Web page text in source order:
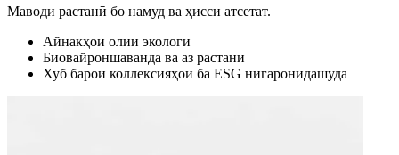
Маводи растанӣ бо намуд ва ҳисси атсетат.
Айнакҳои олии экологӣ
Биовайроншаванда ва аз растанӣ
Хуб барои коллексияҳои ба ESG нигаронидашуда